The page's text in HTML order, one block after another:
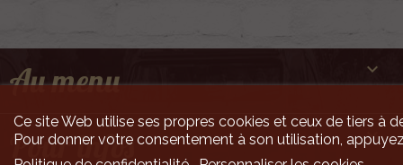
Au menu 
Pour infos 
Ce site Web utilise ses propres cookies et ceux de tiers à
Pour donner votre consentement à son utilisation,